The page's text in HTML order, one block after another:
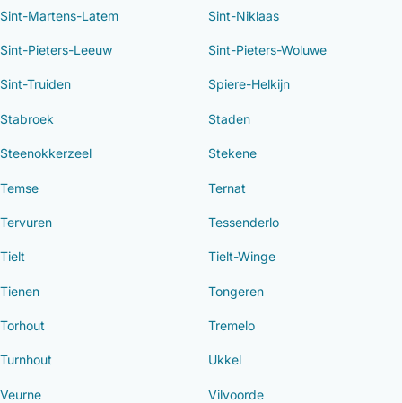
Sint-Martens-Latem Sint-Niklaas
Sint-Pieters-Leeuw Sint-Pieters-Woluwe
Sint-Truiden Spiere-Helkijn
Stabroek Staden
Steenokkerzeel Stekene
Temse Ternat
Tervuren Tessenderlo
Tielt Tielt-Winge
Tienen Tongeren
Torhout Tremelo
Turnhout Ukkel
Veurne Vilvoorde